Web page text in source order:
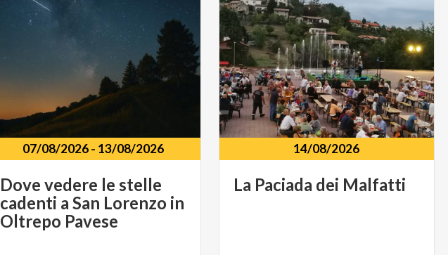
07/08/2026- 13/08/2026
Dove vedere le stelle
cadenti a San Lorenzo in
Oltrepo Pavese
14/08/2026
La Paciada dei Malfatti